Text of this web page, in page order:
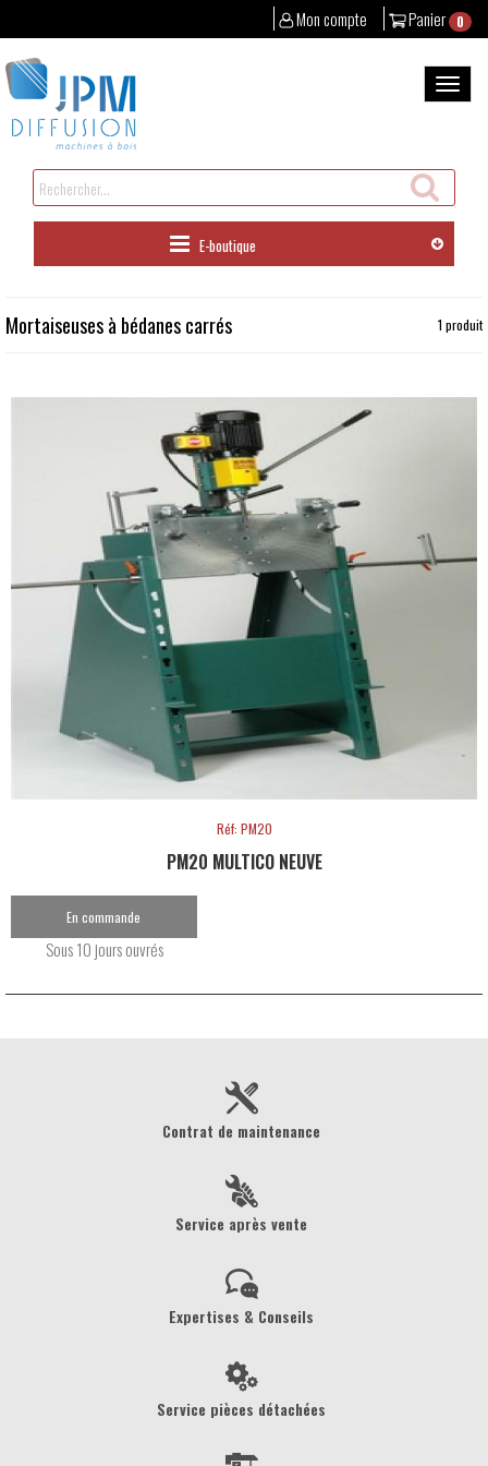
Panier 0
Mon compte
au
contenu
la
Rechercher
un
produit
E-boutique
Mortaiseuses à bédanes carrés 1 produit
Réf: PM20
PM20 MULTICO NEUVE
En commande
Sous 10 jours ouvrés
Contrat de maintenance
Service après vente
Expertises & Conseils
Service pièces détachées